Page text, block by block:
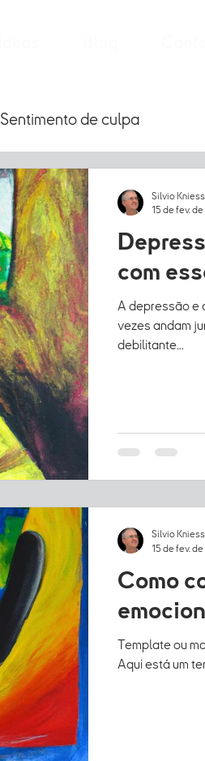
Sentimento de culpa
com
A depressão e
vezes andam
debilitante...
Silvio
15 de fev.
Como
Template ou
Aqui está um
Silvio
15 de fev.